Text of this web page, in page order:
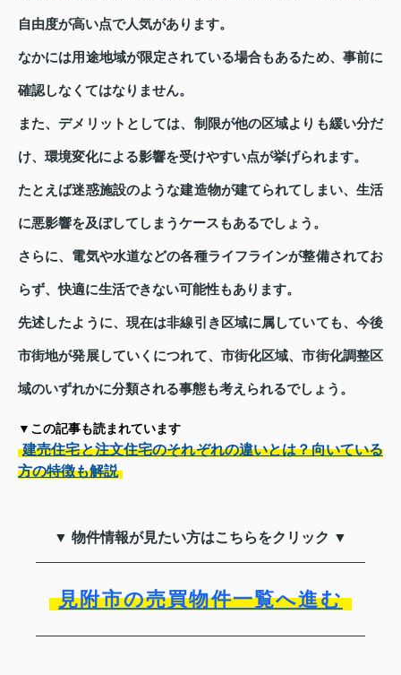
自由度が高い点で人気があります。
なかには用途地域が限定されている場合もあるため、事前に
確認しなくてはなりません。
また、デメリットとしては、制限が他の区域よりも緩い分だ
け、環境変化による影響を受けやすい点が挙げられます。
たとえば迷惑施設のような建造物が建てられてしまい、生活
に悪影響を及ぼしてしまうケースもあるでしょう。
さらに、電気や水道などの各種ライフラインが整備されてお
らず、快適に生活できない可能性もあります。
先述したように、現在は非線引き区域に属していても、今後
市街地が発展していくにつれて、市街化区域、市街化調整区
域のいずれかに分類される事態も考えられるでしょう。
▼この記事も読まれています
建売住宅と注文住宅のそれぞれの違いとは？向いている
方の特徴も解説
▼ 物件情報が見たい方はこちらをクリック ▼
見附市の売買物件一覧へ進む